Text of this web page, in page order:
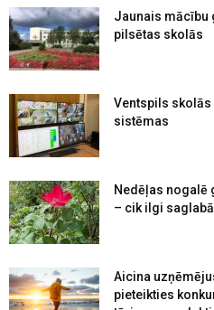
Jaunais mācību
pilsētas skolās
Ventspils
sistēmas
Nedēļas nogalē
– cik ilgi
Aicina
pieteikties